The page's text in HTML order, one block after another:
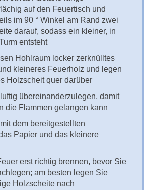
auf den Feuertisch und
im 90 ° Winkel am Rand zwei
darauf, sodass ein kleiner, in
entsteht
Hohlraum locker zerknülltes
kleineres Feuerholz und legen
Holzscheit quer darüber
übereinanderzulegen, damit
die Flammen gelangen kann
dem bereitgestellten
Papier und das kleinere
erst richtig brennen, bevor Sie
am besten legen Sie
Holzscheite nach